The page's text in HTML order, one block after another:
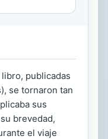
publicadas
se tornaron tan
sus
brevedad,
el viaje